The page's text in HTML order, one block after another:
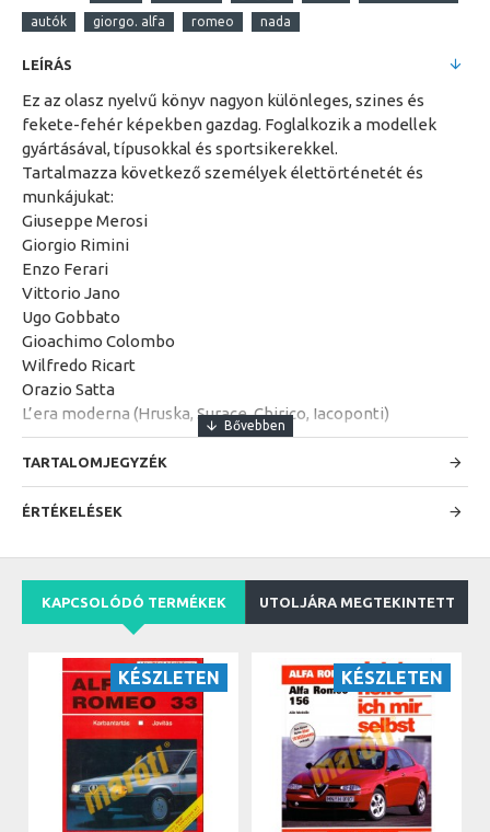
autók giorgo. alfa romeo nada
LEÍRÁS
Ez az olasz nyelvű könyv nagyon különleges, szines és
fekete-fehér képekben gazdag. Foglalkozik a modellek
gyártásával, típusokkal és sportsikerekkel.
Tartalmazza következő személyek élettörténetét és
munkájukat:
Giuseppe Merosi
Giorgio Rimini
Enzo Ferari
Vittorio Jano
Ugo Gobbato
Gioachimo Colombo
Wilfredo Ricart
Orazio Satta
L’era moderna (Hruska, Surace, Chirico, Iacoponti)
TARTALOMJEGYZÉK
ÉRTÉKELÉSEK
KAPCSOLÓDÓ TERMÉKEK UTOLJÁRA MEGTEKINTETT
KÉSZLETEN KÉSZLETEN